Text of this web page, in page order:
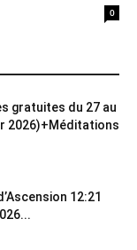
0
gratuites du 27 au
2026)+Méditations
12:21